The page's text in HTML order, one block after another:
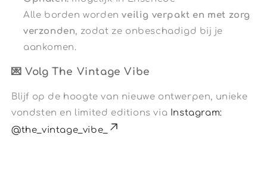
Alle borden wordenveilig verpakt en met zorg
verzonden, zodat ze onbeschadigd bij je
aankomen.
💌 Volg The Vintage Vibe
Blijf op de hoogte van nieuwe ontwerpen, unieke
vondsten en limited editions via Instagram:
@the_vintage_vibe_